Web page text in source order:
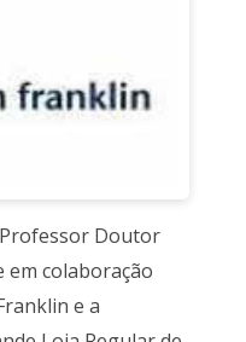
Doutor
em colaboração
e a